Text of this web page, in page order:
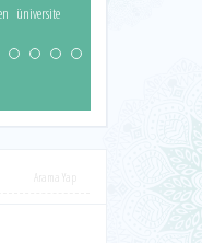
üniversite